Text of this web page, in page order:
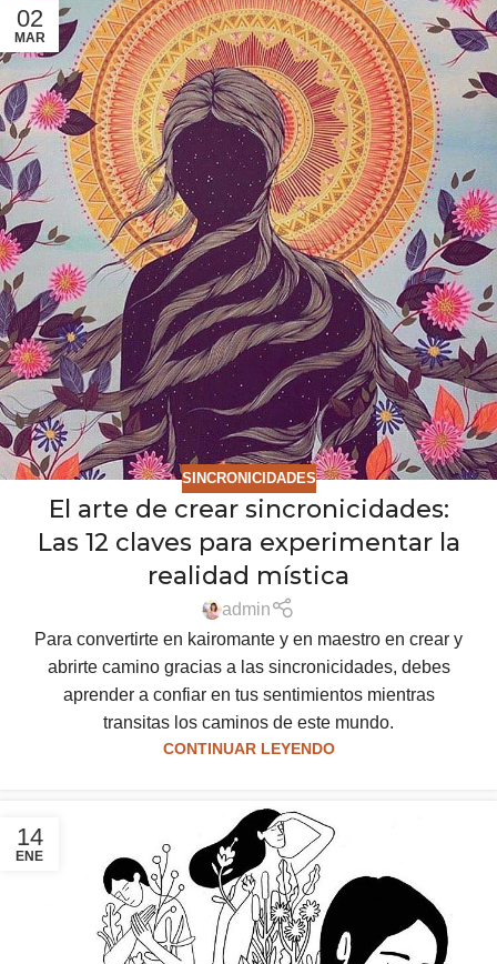
02
MAR
SINCRONICIDADES
El arte de crear sincronicidades:
Las 12 claves para experimentar la
realidad mística
admin
Para convertirte en kairomante y en maestro en crear y
abrirte camino gracias a las sincronicidades, debes
aprender a confiar en tus sentimientos mientras
transitas los caminos de este mundo.
CONTINUAR LEYENDO
14
ENE